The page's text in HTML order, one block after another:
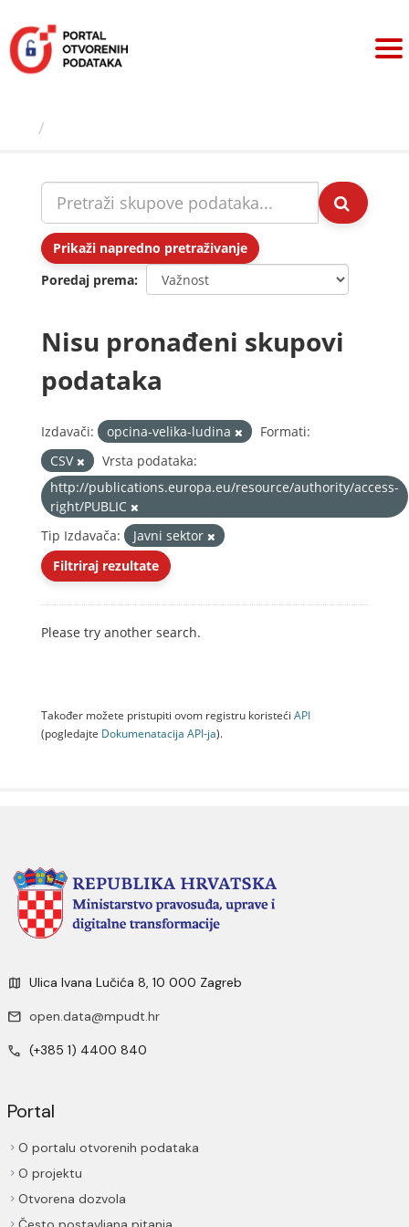
sadržaj
Prikaži napredno pretraživanje
Poredaj prema
Nisu pronađeni skupovi
podataka
Izdavači: opcina-velika-ludina
Formati:
CSV
Vrsta podataka:
http://publications.europa.eu/resource/authority/access-
right/PUBLIC
Tip Izdavača:
Javni sektor
Filtriraj rezultate
Please try another search.
Također možete pristupiti ovom registru koristeći API
(pogledajte Dokumenаtаcijа API-jа).